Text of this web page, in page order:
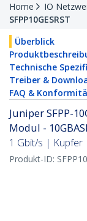
Home IO
SFPP10GESRST
Überblick
Technische
Treiber &
FAQ &
Juniper SFPP-
Modul -
1 Gbit/s | Kupfer
Produkt-ID: